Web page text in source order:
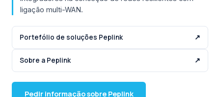
ligação multi-WAN.
Portefólio de soluções Peplink ↗
Sobre a Peplink ↗
Pedir informação sobre Peplink